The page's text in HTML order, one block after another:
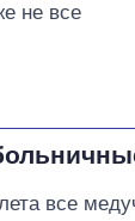
не все
все